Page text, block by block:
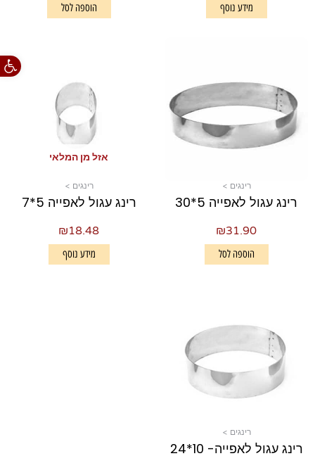
פתח
מידע נוסף הוספה לסל
רינגים >
רינג עגול לאפייה 5*30
₪31.90
הוספה לסל
אזל מן המלאי
רינגים >
רינג עגול לאפייה 5*7
₪18.48
מידע נוסף
רינגים >
רינג עגול לאפייה- 10*24